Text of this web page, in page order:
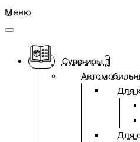
Меню
Сувениры
Для
Для